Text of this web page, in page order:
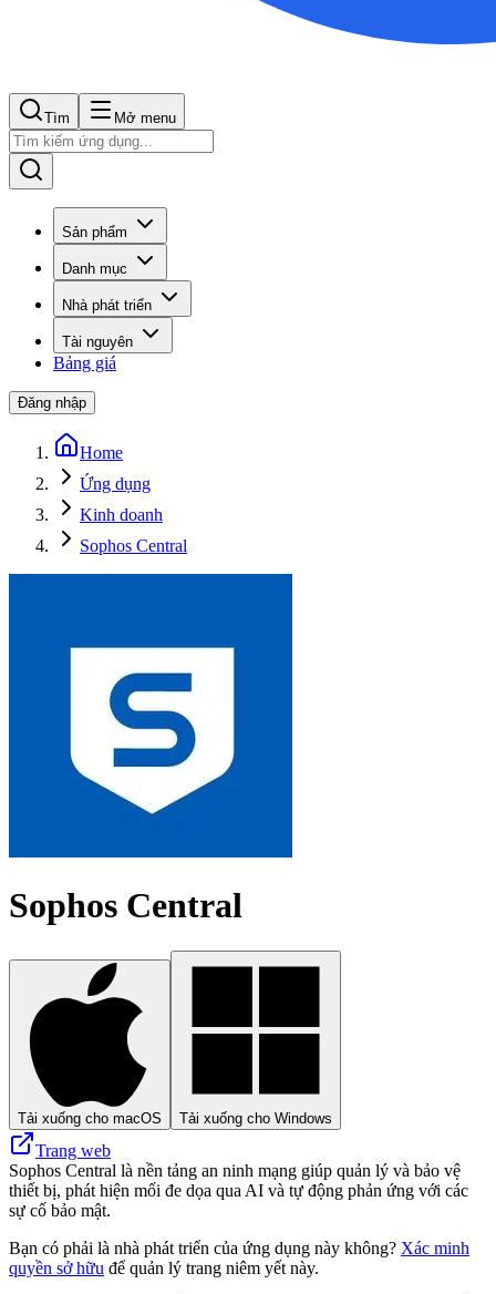
Tìm Mở menu
Sản phẩm
Danh mục
Nhà phát triển
Tài nguyên
Bảng giá
Đăng nhập
Home
Ứng dụng
Kinh doanh
Sophos Central
Sophos Central
Tải xuống cho macOS Tải xuống cho Windows
Trang web
Sophos Central là nền tảng an ninh mạng giúp quản lý và bảo vệ
thiết bị, phát hiện mối đe dọa qua AI và tự động phản ứng với các
sự cố bảo mật.
Bạn có phải là nhà phát triển của ứng dụng này không? Xác minh
quyền sở hữu để quản lý trang niêm yết này.